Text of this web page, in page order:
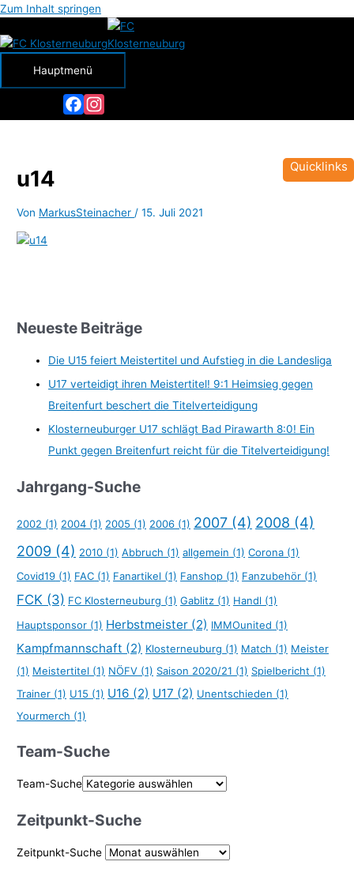
Zum Inhalt springen
Hauptmenü
u14
Von MarkusSteinacher /15. Juli 2021
Neueste Beiträge
Die U15 feiert Meistertitel und Aufstieg in die Landesliga
U17 verteidigt ihren Meistertitel! 9:1 Heimsieg gegen
Breitenfurt beschert die Titelverteidigung
Klosterneuburger U17 schlägt Bad Pirawarth 8:0! Ein
Punkt gegen Breitenfurt reicht für die Titelverteidigung!
Jahrgang-Suche
2002 (1) 2004 (1) 2005 (1) 2006 (1) 2007 (4) 2008 (4)
2009 (4) 2010 (1) Abbruch (1) allgemein (1) Corona (1)
Covid19 (1) FAC (1) Fanartikel (1) Fanshop (1) Fanzubehör (1)
FCK (3) FC Klosterneuburg (1) Gablitz (1) Handl (1)
Hauptsponsor (1) Herbstmeister (2) IMMOunited (1)
Kampfmannschaft (2) Klosterneuburg (1) Match (1) Meister
(1) Meistertitel (1) NÖFV (1) Saison 2020/21 (1) Spielbericht (1)
Trainer (1) U15 (1) U16 (2) U17 (2) Unentschieden (1)
Yourmerch (1)
Team-Suche
Team-Suche
Zeitpunkt-Suche
Zeitpunkt-Suche
Quicklinks